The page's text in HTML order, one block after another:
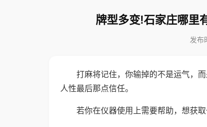
牌型多变!石家庄哪里
发布
打麻将记住，你输掉的不是运气，
人性最后那点信任。
若你在仪器使用上需要帮助，想获